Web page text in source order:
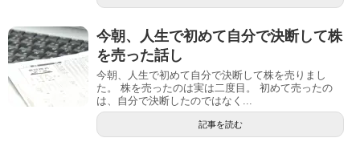
今朝、人生で初めて自分で決断して株
を売った話し
今朝、人生で初めて自分で決断して株を売りまし
た。 株を売ったのは実は二度目。 初めて売ったの
は、自分で決断したのではなく...
記事を読む